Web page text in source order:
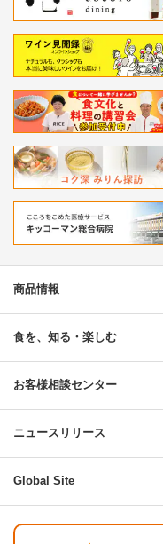
商品情報
食を、知る・楽しむ
お客様相談センター
ニュースリリース
Global Site